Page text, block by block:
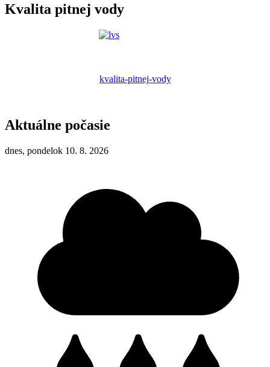
Kvalita pitnej vody
kvalita-pitnej-vody
Aktuálne počasie
dnes, pondelok 10. 8. 2026